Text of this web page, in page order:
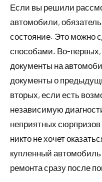
Если вы решили
автомобили,
состояние. Это можно
способами. Во-первых,
документы на
документы о
вторых, если есть
независимую
неприятных
никто не хочет
купленный автомобиль
ремонта сразу после